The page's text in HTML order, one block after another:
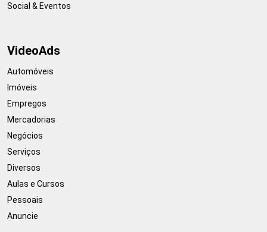
Social & Eventos
VideoAds
Automóveis
Imóveis
Empregos
Mercadorias
Negócios
Serviços
Diversos
Aulas e Cursos
Pessoais
Anuncie